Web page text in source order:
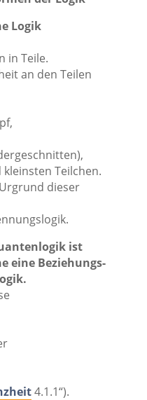
Logik
in Teile.
an den Teilen
Teilchen.
dieser
ist
eine Beziehungs-
4.1.1“).